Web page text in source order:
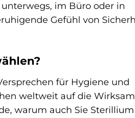
im Büro oder in
Gefühl von
für Hygiene und
weltweit auf die
warum auch Sie